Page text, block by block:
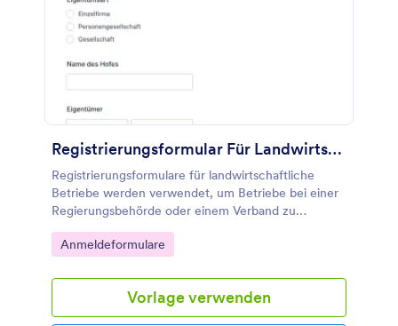
Registrierungsformular Für Landwirtschaftliche Betriebe
Registrierungsformulare für landwirtschaftliche
Betriebe werden verwendet, um Betriebe bei einer
Regierungsbehörde oder einem Verband zu
registrieren. Je nach den Anforderungen Ihres
Bundesstaates oder Ihrer Region müssen Landwirte
anmelden. Mit unserem Formular für die
Registrierung von landwirtschaftlichen Betrieben
können Landwirte problemlos eine Betriebsnummer
Go to Category:
Anmeldeformulare
Vorlage verwenden